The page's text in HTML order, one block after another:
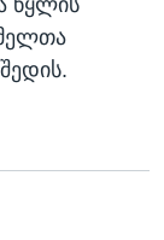
წყლის